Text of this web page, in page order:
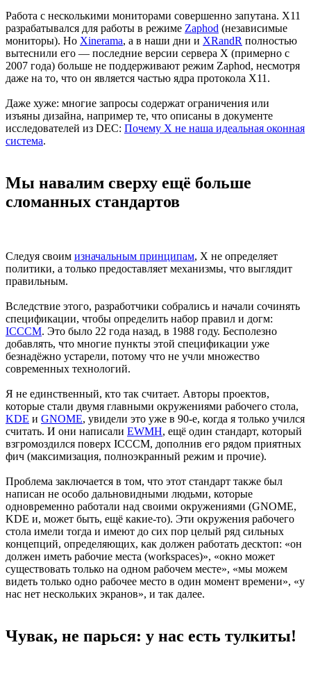
Работа с несколькими мониторами совершенно запутана. X11
разрабатывался для работы в режиме Zaphod (независимые
мониторы). Но Xinerama, а в наши дни и XRandR полностью
вытеснили его — последние версии сервера X (примерно с
2007 года) больше не поддерживают режим Zaphod, несмотря
даже на то, что он является частью ядра протокола X11.
Даже хуже: многие запросы содержат ограничения или
изъяны дизайна, например те, что описаны в документе
исследователей из DEC: Почему X не наша идеальная оконная
система.
Мы навалим сверху ещё больше
сломанных стандартов
Следуя своим изначальным принципам, X не определяет
политики, а только предоставляет механизмы, что выглядит
правильным.
Вследствие этого, разработчики собрались и начали сочинять
спецификации, чтобы определить набор правил и догм:
ICCCM. Это было 22 года назад, в 1988 году. Бесполезно
добавлять, что многие пункты этой спецификации уже
безнадёжно устарели, потому что не учли множество
современных технологий.
Я не единственный, кто так считает. Авторы проектов,
которые стали двумя главными окружениями рабочего стола,
KDE и GNOME, увидели это уже в 90-е, когда я только учился
считать. И они написали EWMH, ещё один стандарт, который
взгромоздился поверх ICCCM, дополнив его рядом приятных
фич (максимизация, полноэкранный режим и прочие).
Проблема заключается в том, что этот стандарт также был
написан не особо дальновидными людьми, которые
одновременно работали над своими окружениями (GNOME,
KDE и, может быть, ещё какие-то). Эти окружения рабочего
стола имели тогда и имеют до сих пор целый ряд сильных
концепций, определяющих, как должен работать десктоп: «он
должен иметь рабочие места (workspaces)», «окно может
существовать только на одном рабочем месте», «мы можем
видеть только одно рабочее место в один момент времени», «у
нас нет нескольких экранов», и так далее.
Чувак, не парься: у нас есть тулкиты!